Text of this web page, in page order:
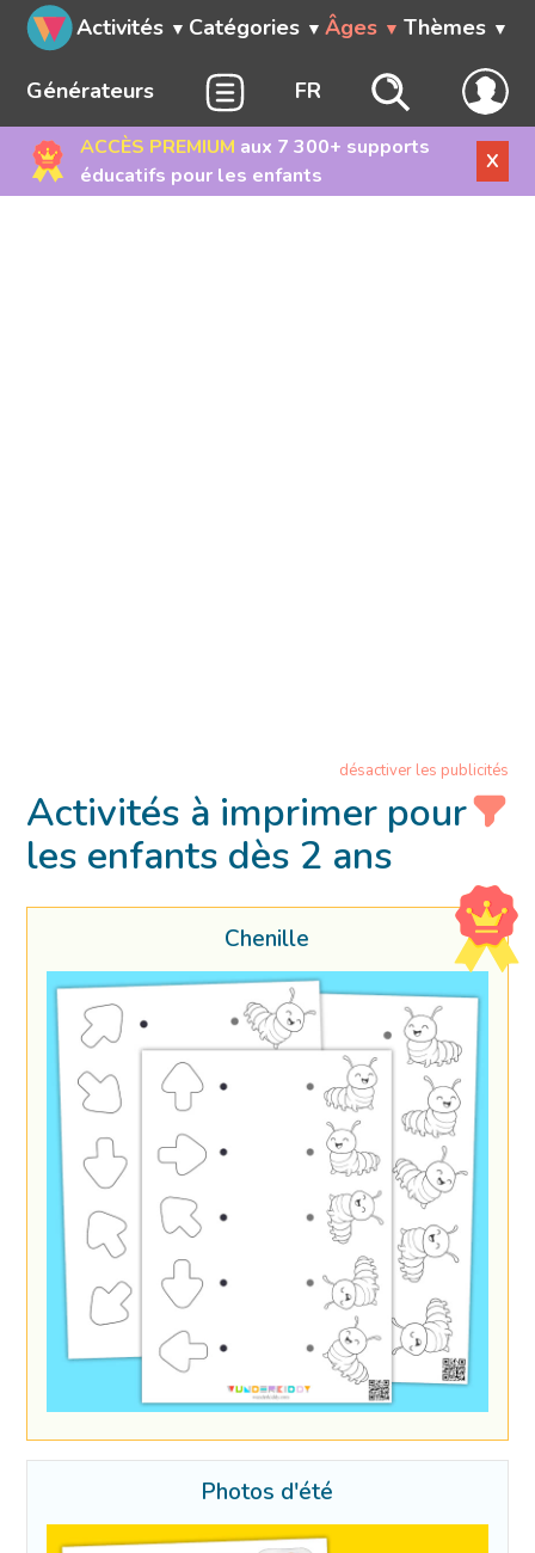
Activités Catégories Âges Thèmes
Générateurs FR
ACCÈS PREMIUM aux 7 300+ supports
éducatifs pour les enfants
X
désactiver les publicités
Activités à imprimer pour
les enfants dès 2 ans
Chenille
Photos d'été